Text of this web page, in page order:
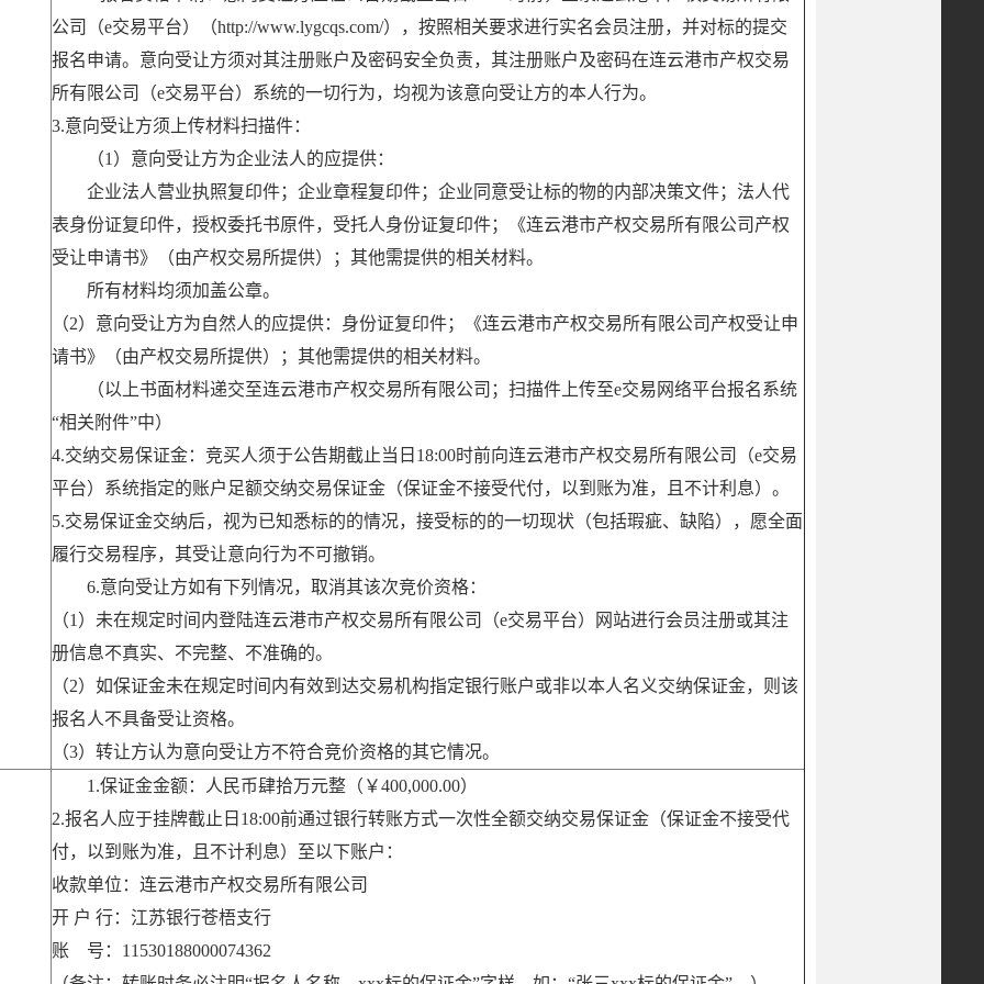
公司（e交易平台）（http://www.lygcqs.com/），按照相关要求进行实名会员注册，并对标的提交
报名申请。意向受让方须对其注册账户及密码安全负责，其注册账户及密码在连云港市产权交易
所有限公司（e交易平台）系统的一切行为，均视为该意向受让方的本人行为。
3.意向受让方须上传材料扫描件：
（1）意向受让方为企业法人的应提供：
企业法人营业执照复印件；企业章程复印件；企业同意受让标的物的内部决策文件；法人代
表身份证复印件，授权委托书原件，受托人身份证复印件；《连云港市产权交易所有限公司产权
受让申请书》（由产权交易所提供）；其他需提供的相关材料。
所有材料均须加盖公章。
（2）意向受让方为自然人的应提供：身份证复印件；《连云港市产权交易所有限公司产权受让申
请书》（由产权交易所提供）；其他需提供的相关材料。
（以上书面材料递交至连云港市产权交易所有限公司；扫描件上传至e交易网络平台报名系统
“相关附件”中）
4.交纳交易保证金：竞买人须于公告期截止当日18:00时前向连云港市产权交易所有限公司（e交易
平台）系统指定的账户足额交纳交易保证金（保证金不接受代付，以到账为准，且不计利息）。
5.交易保证金交纳后，视为已知悉标的的情况，接受标的的一切现状（包括瑕疵、缺陷），愿全面
履行交易程序，其受让意向行为不可撤销。
6.意向受让方如有下列情况，取消其该次竞价资格：
（1）未在规定时间内登陆连云港市产权交易所有限公司（e交易平台）网站进行会员注册或其注
册信息不真实、不完整、不准确的。
（2）如保证金未在规定时间内有效到达交易机构指定银行账户或非以本人名义交纳保证金，则该
报名人不具备受让资格。
（3）转让方认为意向受让方不符合竞价资格的其它情况。
1.保证金金额：人民币肆拾万元整（￥400,000.00）
2.报名人应于挂牌截止日18:00前通过银行转账方式一次性全额交纳交易保证金（保证金不接受代
付，以到账为准，且不计利息）至以下账户：
收款单位：连云港市产权交易所有限公司
开 户 行：江苏银行苍梧支行
账 号：11530188000074362